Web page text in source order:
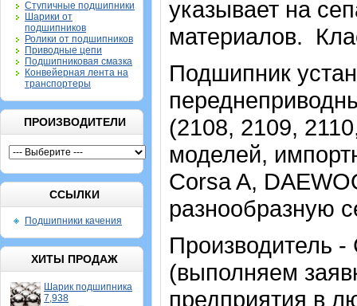
Ступичные подшипники
Шарики от
подшипников
Ролики от подшипников
Приводные цепи
Подшипниковая смазка
Конвейерная лента на
транспортеры
ПРОИЗВОДИТЕЛИ
ССЫЛКИ
Подшипники качения
ХИТЫ ПРОДАЖ
Шарик подшипника
7,938
указывает на
материалов.
К
Подшипник
(2108, 2109,
моделей,
Corsa A,
разнообразную
Производитель
(выполняем
предприятия в